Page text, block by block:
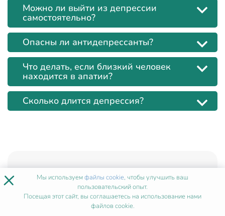
Можно ли выйти из депрессии
самостоятельно?
Опасны ли антидепрессанты?
Что делать, если близкий человек
находится в апатии?
Сколько длится депрессия?
Популярные материалы
На кого может переучиться фельдшер?
Нутрициология — разбираемся в
× Мы используемфайлы cookie, чтобы улучшить ваш
пользовательский опыт.
Посещая этот сайт, вы соглашаетесь на использование нами
файлов cookie.